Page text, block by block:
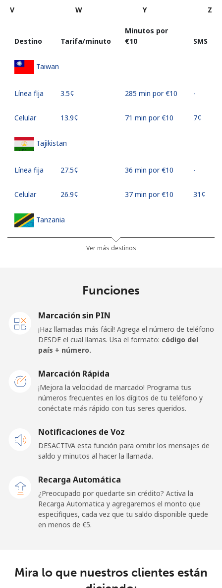
V
W Y Z
Destino Tarifa/minuto
Minutos por
⁦€10⁩
SMS
Taiwan
Línea fija ⁦3.5¢⁩ 285 min por ⁦€10⁩ -
Celular ⁦13.9¢⁩ 71 min por ⁦€10⁩ ⁦7¢⁩
Tajikistan
Línea fija ⁦27.5¢⁩ 36 min por ⁦€10⁩ -
Celular ⁦26.9¢⁩ 37 min por ⁦€10⁩ ⁦31¢⁩
Tanzania
30 min por ⁦€10⁩
Línea fija
⁦3.9¢⁩
Togo
Línea fija ⁦38.5¢⁩ 25 min por ⁦€10⁩ -
Tokelau
country
⁦196.9¢⁩
Tonga
Ver más destinos
Funciones
Marcación sin PIN
¡Haz llamadas más fácil! Agrega el número de teléfono
DESDE el cual llamas. Usa el formato: código del
país + número.
Marcación Rápida
¡Mejora la velocidad de marcado! Programa tus
números frecuentes en los dígitos de tu teléfono y
conéctate más rápido con tus seres queridos.
Notificaciones de Voz
DESACTIVA esta función para omitir los mensajes de
saldo y minutos al hacer la llamada.
Recarga Automática
¿Preocupado por quedarte sin crédito? Activa la
Recarga Automatica y agregaremos el monto que
especifiques, cada vez que tu saldo disponible quede
en menos de ⁦€5⁩.
Mira lo que nuestros clientes están